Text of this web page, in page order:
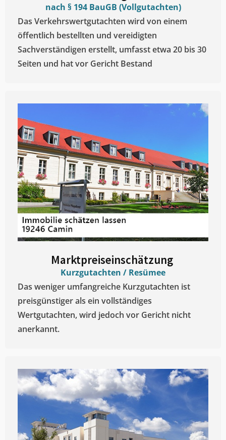
nach § 194 BauGB (Vollgutachten)
Das Verkehrswertgutachten wird von einem
öffentlich bestellten und vereidigten
Sachverständigen erstellt, umfasst etwa 20 bis 30
Seiten und hat vor Gericht Bestand
Marktpreiseinschätzung ​
Kurzgutachten / Resümee
Das weniger umfangreiche Kurzgutachten ist
preisgünstiger als ein vollständiges
Wertgutachten, wird jedoch vor Gericht nicht
anerkannt.